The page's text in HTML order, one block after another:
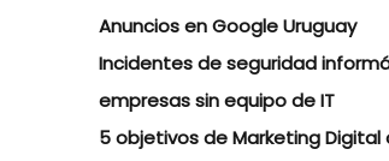
Anuncios en Google Uruguay
Incidentes de seguridad
empresas sin equipo de IT
5 objetivos de Marketing Digital